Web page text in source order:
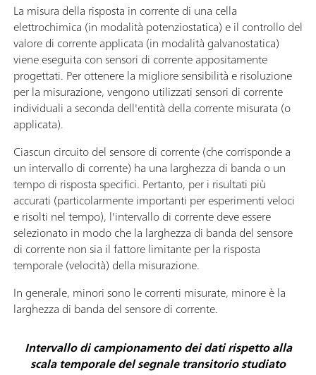
La misura della risposta in corrente di una cella
elettrochimica (in modalità potenziostatica) e il controllo del
valore di corrente applicata (in modalità galvanostatica)
viene eseguita con sensori di corrente appositamente
progettati. Per ottenere la migliore sensibilità e risoluzione
per la misurazione, vengono utilizzati sensori di corrente
individuali a seconda dell'entità della corrente misurata (o
applicata).
Ciascun circuito del sensore di corrente (che corrisponde a
un intervallo di corrente) ha una larghezza di banda o un
tempo di risposta specifici. Pertanto, per i risultati più
accurati (particolarmente importanti per esperimenti veloci
e risolti nel tempo), l'intervallo di corrente deve essere
selezionato in modo che la larghezza di banda del sensore
di corrente non sia il fattore limitante per la risposta
temporale (velocità) della misurazione.
In generale, minori sono le correnti misurate, minore è la
larghezza di banda del sensore di corrente.
Intervallo di campionamento dei dati rispetto alla
scala temporale del segnale transitorio studiato